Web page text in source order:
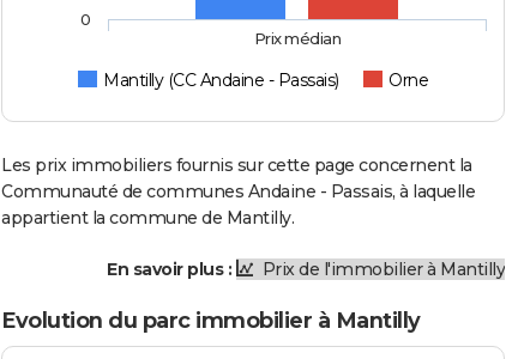
Mantilly (CC Andaine - Passais) Orne
Prix médian
0
Les prix immobiliers fournis sur cette page concernent la
Communauté de communes Andaine - Passais, à laquelle
appartient la commune de Mantilly.
En savoir plus : Prix de l'immobilier à Mantilly
Evolution du parc immobilier à Mantilly